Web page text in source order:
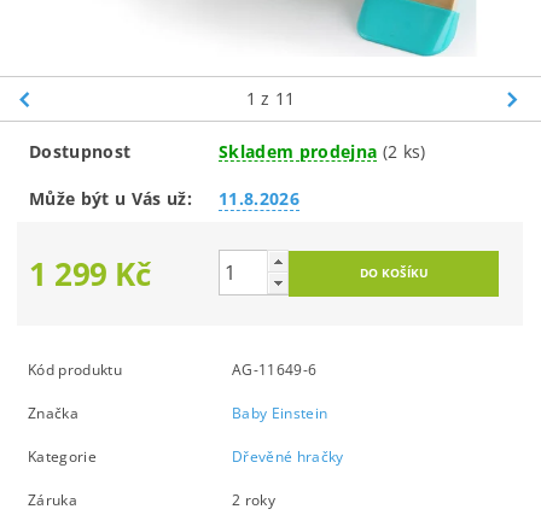
1 z 11
Dostupnost Skladem prodejna (2 ks)
Může být u Vás už: 11.8.2026
1 299 Kč
Kód produktu AG-11649-6
Značka Baby Einstein
Kategorie Dřevěné hračky
Záruka 2 roky